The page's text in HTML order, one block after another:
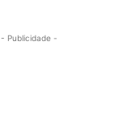
- Publicidade -